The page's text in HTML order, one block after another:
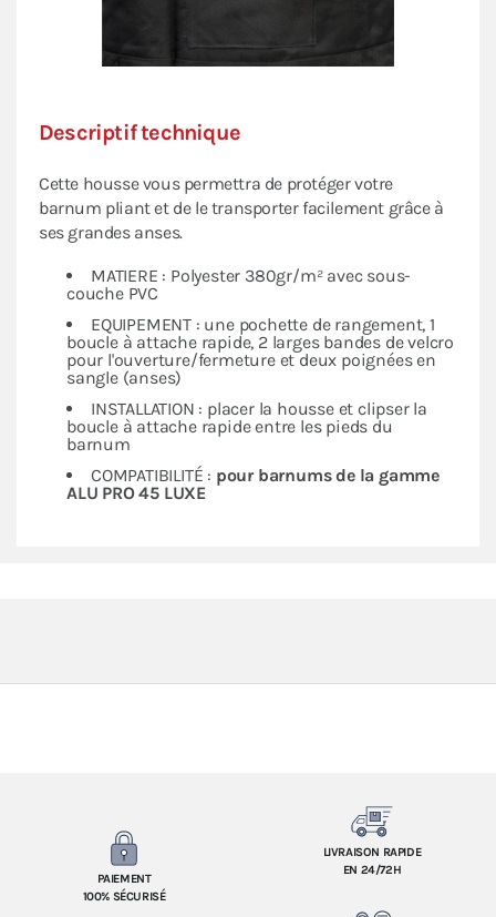
Descriptif technique
Cette housse vous permettra de protéger votre
barnum pliant et de le transporter facilement grâce à
ses grandes anses.
MATIERE : Polyester 380gr/m² avec sous-
couche PVC
EQUIPEMENT : une pochette de rangement, 1
boucle à attache rapide, 2 larges bandes de velcro
pour l'ouverture/fermeture et deux poignées en
sangle (anses)
INSTALLATION : placer la housse et clipser la
boucle à attache rapide entre les pieds du
barnum
COMPATIBILITÉ : pour barnums de la gamme
ALU PRO 45 LUXE
PAIEMENT
100% SÉCURISÉ
LIVRAISON RAPIDE
EN 24/72H